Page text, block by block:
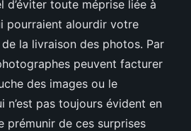
d’éviter toute méprise liée à
pourraient alourdir votre
la livraison des photos. Par
peuvent facturer
des images ou le
n’est pas toujours évident en
prémunir de ces surprises